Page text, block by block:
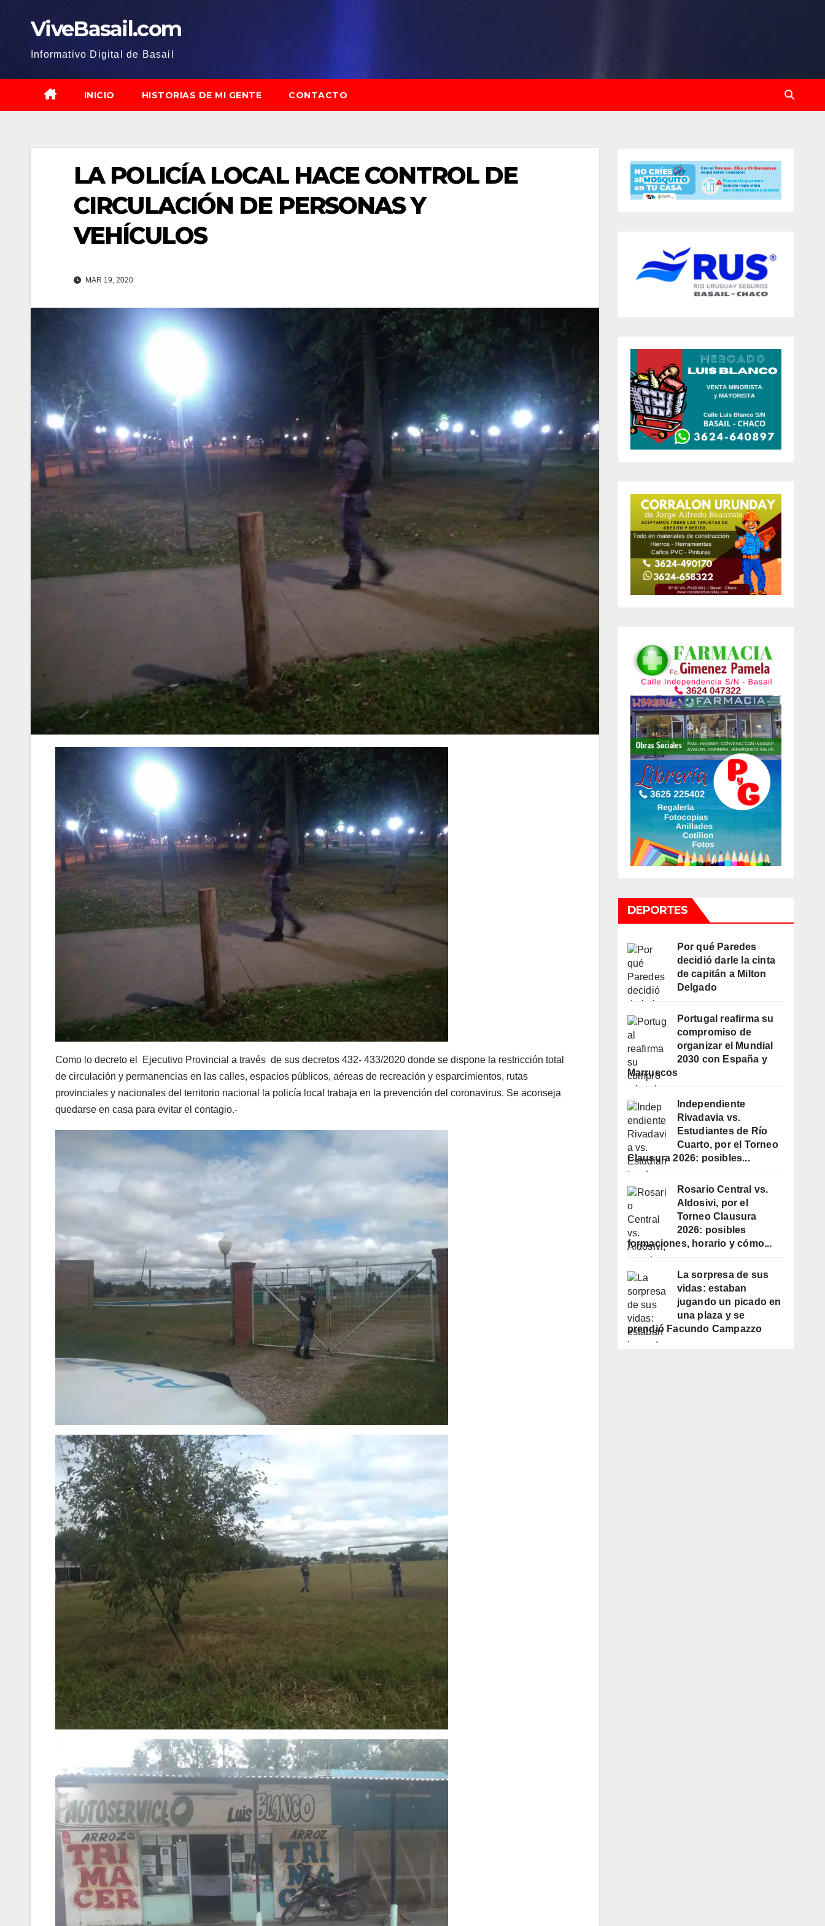
ViveBasail.com
Informativo Digital de Basail
INICIO HISTORIAS DE MI GENTE CONTACTO
LA POLICÍA LOCAL HACE CONTROL DE
CIRCULACIÓN DE PERSONAS Y
VEHÍCULOS
MAR 19, 2020
Como lo decreto el Ejecutivo Provincial a través de sus decretos 432- 433/2020 donde se dispone la restricción total
de circulación y permanencias en las calles, espacios públicos, aéreas de recreación y esparcimientos, rutas
provinciales y nacionales del territorio nacional la policía local trabaja en la prevención del coronavirus. Se aconseja
quedarse en casa para evitar el contagio.-
DEPORTES
Por qué Paredes
decidió darle la cinta
de capitán a Milton
Delgado
Portugal reafirma su
compromiso de
organizar el Mundial
2030 con España y
Marruecos
Independiente
Rivadavia vs.
Estudiantes de Río
Cuarto, por el Torneo
Clausura 2026: posibles...
Rosario Central vs.
Aldosivi, por el
Torneo Clausura
2026: posibles
formaciones, horario y cómo...
La sorpresa de sus
vidas: estaban
jugando un picado en
una plaza y se
prendió Facundo Campazzo